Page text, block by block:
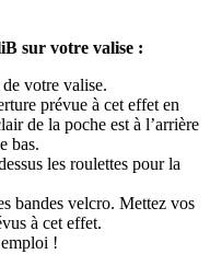
sur votre valise :
votre valise.
prévue à cet effet en
de la poche est à l’arrière
bas.
les roulettes pour la
bandes velcro. Mettez vos
à cet effet.
!